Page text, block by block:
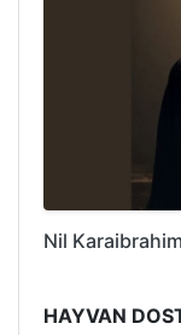
Nil
HAYVAN